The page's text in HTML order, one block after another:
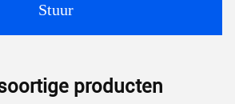
Stuur
producten